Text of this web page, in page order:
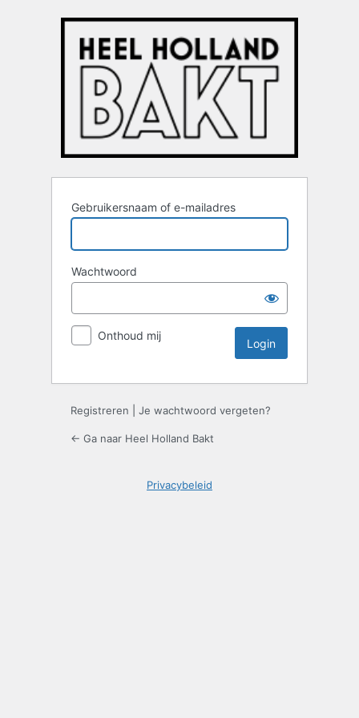
Gebruikersnaam of e-mailadres
Wachtwoord
Onthoud mij
Registreren Je wachtwoord vergeten?
← Ga naar Heel Holland Bakt
Privacybeleid